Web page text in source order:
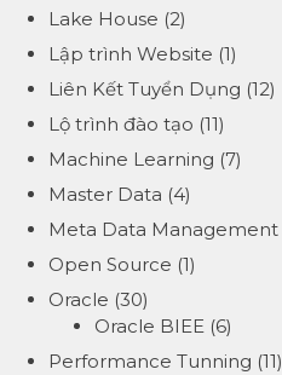
Lake House (2)
Lập trình Website (1)
Liên Kết Tuyển Dụng (12)
Lộ trình đào tạo (11)
Machine Learning (7)
Master Data (4)
Meta Data Management
Open Source (1)
Oracle (30)
Oracle BIEE(6)
Performance Tunning (11)